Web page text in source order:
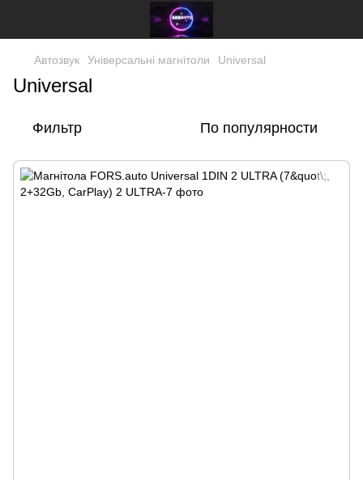
Автозвук Універсальні магнітоли Universal
Universal
Фильтр По популярности